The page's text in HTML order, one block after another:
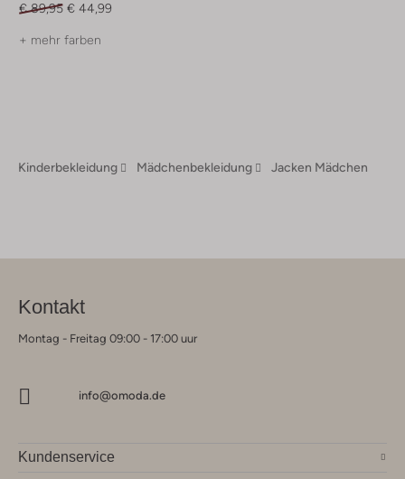
€ 89,95 € 44,99
+ mehr farben
Kinderbekleidung Mädchenbekleidung Jacken Mädchen
Kontakt
Montag - Freitag 09:00 - 17:00 uur
info@omoda.de
Kundenservice